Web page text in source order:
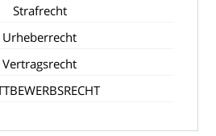
Strafrecht
Urheberrecht
Vertragsrecht